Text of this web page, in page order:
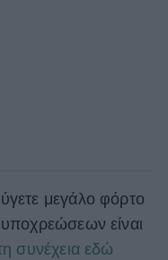
μεγάλο φόρτο
είναι
συνέχεια εδώ